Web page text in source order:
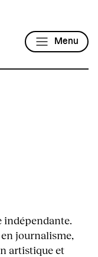
Menu
indépendante.
journalisme,
artistique et